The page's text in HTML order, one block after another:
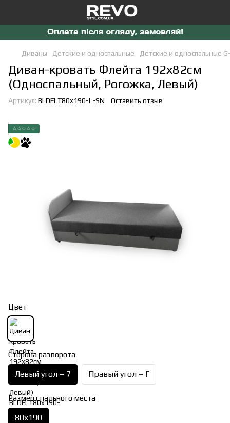
Диваны Детские и односпальные Детские и односпальные
Диван-кровать Флейта 192х82см
(Односпальный, Рогожка, Левый)
Артикул: BLDFLT80x190-L-SN Оставить отзыв
☆☆☆☆☆
Цвет
Сторона разворота
Левый угол – 7 Правый угол – Г
Размер спального места
80х190